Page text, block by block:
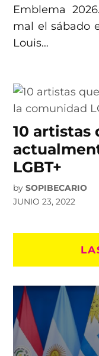
Emblema
mal el sábado
Louis…
10 artistas
LGBT+
by SOPIBECARIO
JUNIO 23, 2022